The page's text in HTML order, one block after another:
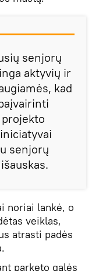
senjorų
aktyvių ir
kad
senjorų
noriai lankė, o
veiklas,
atrasti padės
parketo galės